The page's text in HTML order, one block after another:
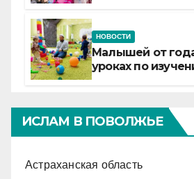
НОВОСТИ
Малышей от
уроках по
ИСЛАМ В ПОВОЛЖЬЕ
Астраханская область